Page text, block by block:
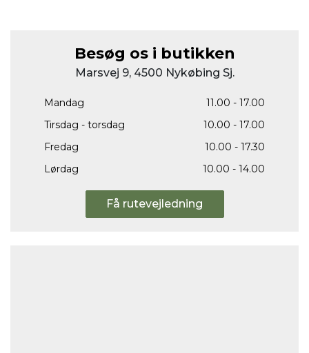
Besøg os i butikken
Marsvej 9, 4500 Nykøbing Sj.
Mandag
11.00 - 17.00
Tirsdag - torsdag
10.00 - 17.00
Fredag
10.00 - 17.30
Lørdag
10.00 - 14.00
Få rutevejledning